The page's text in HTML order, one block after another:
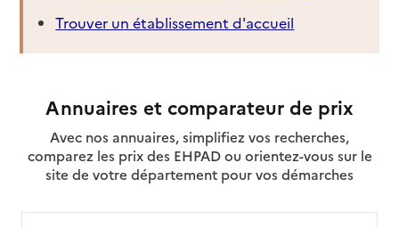
Trouver un établissement d'accueil
Annuaires et comparateur de prix
Avec nos annuaires, simplifiez vos recherches,
comparez les prix des EHPAD ou orientez-vous sur le
site de votre département pour vos démarches